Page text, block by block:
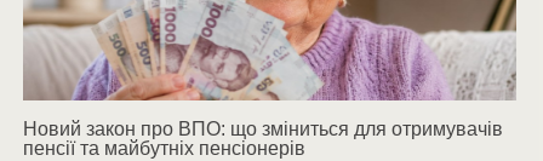
Новий закон про ВПО: що зміниться для отримувачів
пенсії та майбутніх пенсіонерів